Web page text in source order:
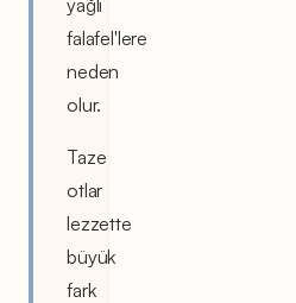
yağlı
falafel'lere
neden
olur.
Taze
otlar
lezzette
büyük
fark